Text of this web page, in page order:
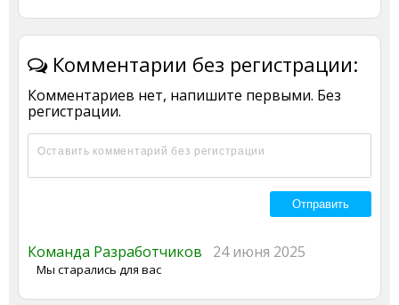
Комментарии без регистрации:
Комментариев нет, напишите первыми. Без
регистрации.
Команда Разработчиков 24 июня 2025
Мы старались для вас